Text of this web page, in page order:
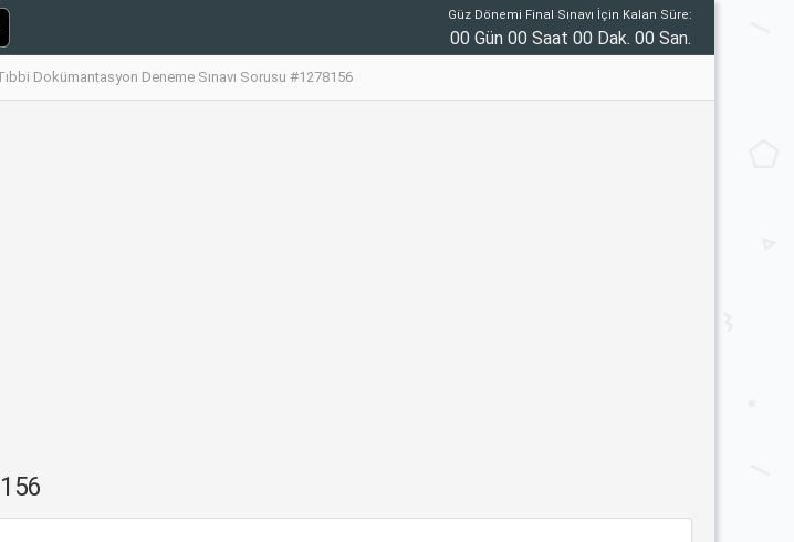
Güz Dönemi Final Sınavı İçin Kalan Süre:
00 Gün 00 Saat 00 Dak. 00 San.
Dokümantasyon Deneme Sınavı Sorusu #1278156